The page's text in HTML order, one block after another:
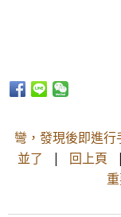
彎，發現後即進
並了 | 回上頁